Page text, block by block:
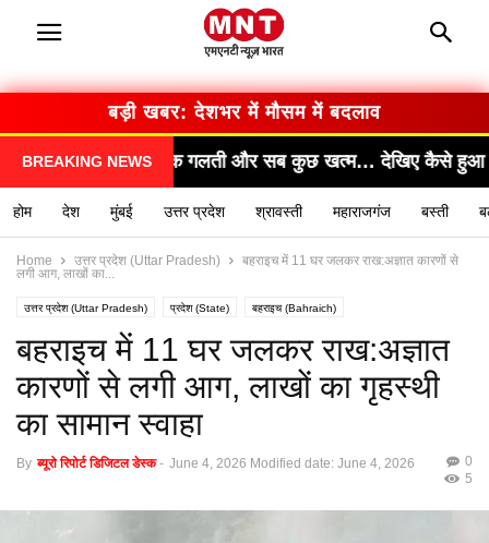
बड़ी खबर: सरकार का बड़ा फैसला
BREAKING NEWS
खत्म… देखिए कैसे हुआ हादसा!" "सामने आया चौंकाने
होम देश मुंबई उत्तर प्रदेश श्रावस्ती महाराजगंज बस्ती
Home उत्तर प्रदेश (Uttar Pradesh)
बहराइच में 11 घर जलकर राख:अज्ञात कारणों से
लगी आग, लाखों का...
उत्तर प्रदेश (Uttar Pradesh) प्रदेश (State) बहराइच (Bahraich)
यूपी लेटेस्ट न्यूज हिन्दी (UP latest news hindi)
बहराइच में 11 घर जलकर राख:अज्ञात
कारणों से लगी आग, लाखों का गृहस्थी
का सामान स्वाहा
By ब्यूरो रिपोर्ट डिजिटल डेस्क - June 4, 2026 Modified date: June 4, 2026
0
5